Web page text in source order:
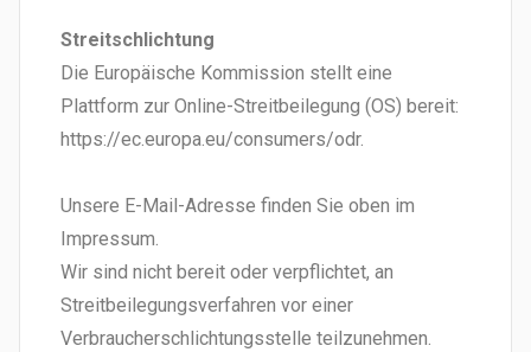
Streitschlichtung
Die Europäische Kommission stellt eine
Plattform zur Online-Streitbeilegung (OS) bereit:
https://ec.europa.eu/consumers/odr.
Unsere E-Mail-Adresse finden Sie oben im
Impressum.
Wir sind nicht bereit oder verpflichtet, an
Streitbeilegungsverfahren vor einer
Verbraucherschlichtungsstelle teilzunehmen.